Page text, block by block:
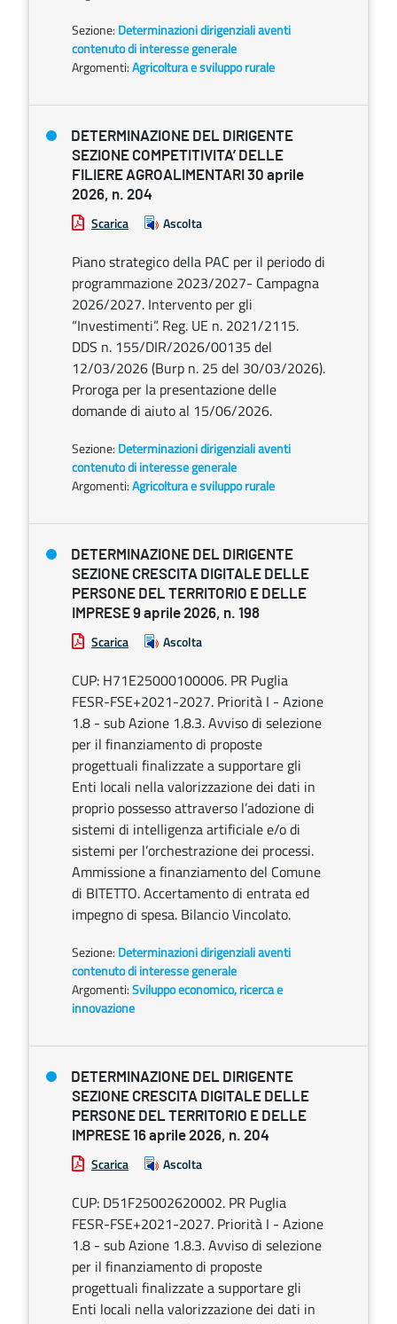
Sezione: Determinazioni dirigenziali aventi
contenuto di interesse generale
Argomenti:Agricoltura e sviluppo rurale
DETERMINAZIONE DEL DIRIGENTE
SEZIONE COMPETITIVITA’ DELLE
FILIERE AGROALIMENTARI 30 aprile
2026, n. 204
Scarica Ascolta
Piano strategico della PAC per il periodo di
programmazione 2023/2027- Campagna
2026/2027. Intervento per gli
“Investimenti”. Reg. UE n. 2021/2115.
DDS n. 155/DIR/2026/00135 del
12/03/2026 (Burp n. 25 del 30/03/2026).
Proroga per la presentazione delle
domande di aiuto al 15/06/2026.
Sezione: Determinazioni dirigenziali aventi
contenuto di interesse generale
Argomenti:Agricoltura e sviluppo rurale
DETERMINAZIONE DEL DIRIGENTE
SEZIONE CRESCITA DIGITALE DELLE
PERSONE DEL TERRITORIO E DELLE
IMPRESE 9 aprile 2026, n. 198
Scarica Ascolta
CUP: H71E25000100006. PR Puglia
FESR-FSE+2021-2027. Priorità I - Azione
1.8 - sub Azione 1.8.3. Avviso di selezione
per il finanziamento di proposte
progettuali finalizzate a supportare gli
Enti locali nella valorizzazione dei dati in
proprio possesso attraverso l’adozione di
sistemi di intelligenza artificiale e/o di
sistemi per l’orchestrazione dei processi.
Ammissione a finanziamento del Comune
di BITETTO. Accertamento di entrata ed
impegno di spesa. Bilancio Vincolato.
Sezione: Determinazioni dirigenziali aventi
contenuto di interesse generale
Argomenti:Sviluppo economico, ricerca e
innovazione
DETERMINAZIONE DEL DIRIGENTE
SEZIONE CRESCITA DIGITALE DELLE
PERSONE DEL TERRITORIO E DELLE
IMPRESE 16 aprile 2026, n. 204
Scarica Ascolta
CUP: D51F25002620002. PR Puglia
FESR-FSE+2021-2027. Priorità I - Azione
1.8 - sub Azione 1.8.3. Avviso di selezione
per il finanziamento di proposte
progettuali finalizzate a supportare gli
Enti locali nella valorizzazione dei dati in